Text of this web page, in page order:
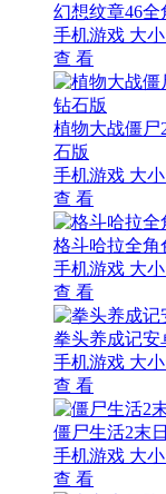
幻想纹章46全
手机游戏 大
查 看
植物大战僵尸
石版
手机游戏 大
查 看
格斗哈拉全角
手机游戏 大
查 看
拳头养成记安
手机游戏 大
查 看
僵尸生活2末
手机游戏 大
查 看